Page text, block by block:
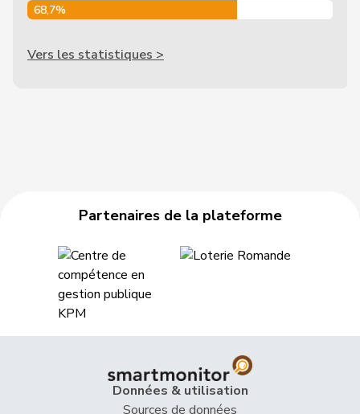
68,7%
Vers les statistiques >
Partenaires de la plateforme
Données & utilisation
Sources de données